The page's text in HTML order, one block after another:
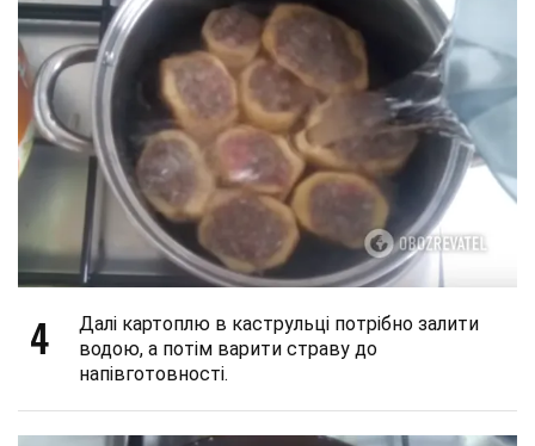
4
Далі картоплю в каструльці потрібно залити
водою, а потім варити страву до
напівготовності.